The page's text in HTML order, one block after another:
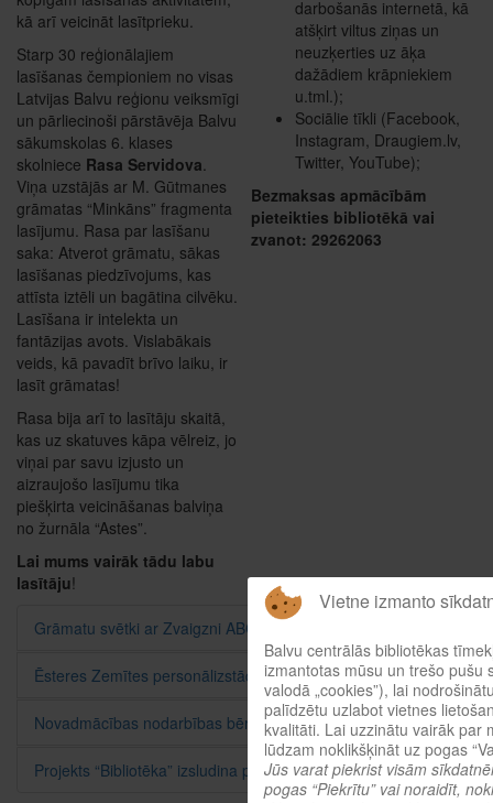
kā arī veicināt lasītprieku.
Starp 30 reģionālajiem
lasīšanas čempioniem no visas
Latvijas Balvu reģionu veiksmīgi
un pārliecinoši pārstāvēja Balvu
sākumskolas 6. klases
skolniece Rasa Servidova
Viņa uzstājās ar M. Gūtmanes
grāmatas “Minkāns” fragmenta
lasījumu. Rasa par lasīšanu
saka: Atverot grāmatu, sākas
lasīšanas piedzīvojums, kas
attīsta iztēli un bagātina cilvēku.
Lasīšana ir intelekta un
fantāzijas avots. Vislabākais
veids, kā pavadīt brīvo laiku, ir
lasīt grāmatas!
Rasa bija arī to lasītāju skaitā,
kas uz skatuves kāpa vēlreiz, jo
viņai par savu izjusto un
aizraujošo lasījumu tika
piešķirta veicināšanas balviņa
no žurnāla “Astes”.
Lai mums vairāk tādu labu
lasītāju!
darbošanās internetā, kā
atšķirt viltus ziņas un
neuzķerties uz āķa
dažādiem krāpniekiem
u.tml.);
Sociālie tīkli (Facebook,
Instagram, Draugiem.lv,
Twitter, YouTube);
Bezmaksas apmācībām
pieteikties bibliotēkā vai
zvanot: 29262063
Grāmatu svētki ar Zvaigzni ABC
Ēsteres Zemītes personālizstāde "Pazudušie bērni"
Novadmācības nodarbības bērniem un jauniešiem
Projekts “Bibliotēka” izsludina pasaku rakstīšanas konkursu
Vietne izmanto
Balvu centrālās bibliotēkas
izmantotas mūsu un trešo pušu
valodā „cookies”), lai
palīdzētu uzlabot vietnes
kvalitāti. Lai uzzinātu vairāk par
lūdzam noklikšķināt uz pogas
Jūs varat piekrist visām
pogas “Piekrītu” vai noraidīt,